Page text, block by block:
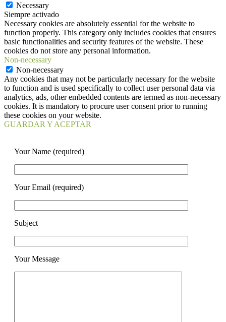
Necessary
Siempre activado
Necessary cookies are absolutely essential for the website to
function properly. This category only includes cookies that ensures
basic functionalities and security features of the website. These
cookies do not store any personal information.
Non-necessary
Non-necessary
Any cookies that may not be particularly necessary for the website
to function and is used specifically to collect user personal data via
analytics, ads, other embedded contents are termed as non-necessary
cookies. It is mandatory to procure user consent prior to running
these cookies on your website.
GUARDAR Y ACEPTAR
Your Name (required)
Your Email (required)
Subject
Your Message